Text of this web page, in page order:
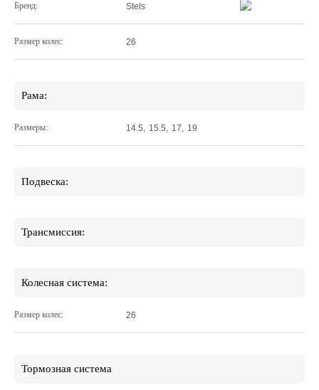
Бренд: Stels
Размер колес: 26
Рама:
Размеры: 14.5 15.5 17 19
Подвеска:
Трансмиссия:
Колесная система:
Размер колес: 26
Тормозная система